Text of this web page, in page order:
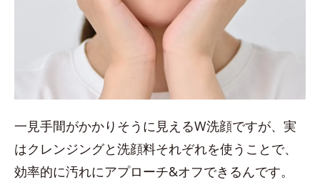
一見手間がかかりそうに見えるW洗顔ですが、実
はクレンジングと洗顔料それぞれを使うことで、
効率的に汚れにアプローチ&オフできるんです。